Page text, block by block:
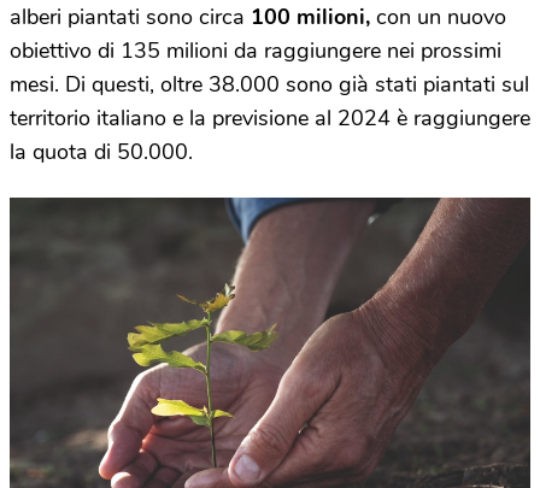
alberi piantati sono circa 100 milioni, con un nuovo
obiettivo di 135 milioni da raggiungere nei prossimi
mesi. Di questi, oltre 38.000 sono già stati piantati sul
territorio italiano e la previsione al 2024 è raggiungere
la quota di 50.000.